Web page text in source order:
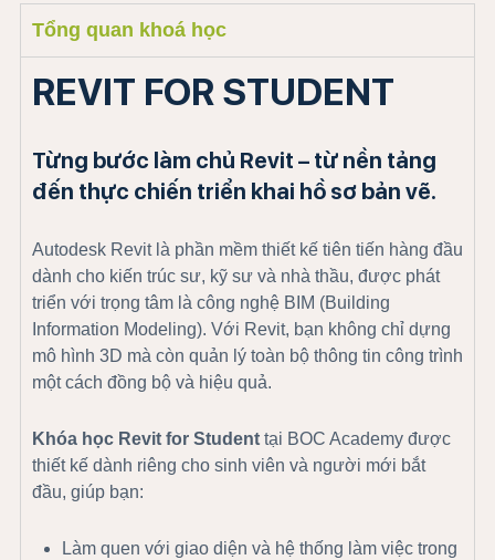
Tổng quan khoá học
REVIT FOR STUDENT
Từng bước làm chủ Revit – từ nền tảng
đến thực chiến triển khai hồ sơ bản vẽ.
Autodesk Revit là phần mềm thiết kế tiên tiến hàng đầu
dành cho kiến trúc sư, kỹ sư và nhà thầu, được phát
triển với trọng tâm là công nghệ BIM (Building
Information Modeling). Với Revit, bạn không chỉ dựng
mô hình 3D mà còn quản lý toàn bộ thông tin công trình
một cách đồng bộ và hiệu quả.
Khóa học Revit for Student tại BOC Academy được
thiết kế dành riêng cho sinh viên và người mới bắt
đầu, giúp bạn:
Làm quen với giao diện và hệ thống làm việc trong